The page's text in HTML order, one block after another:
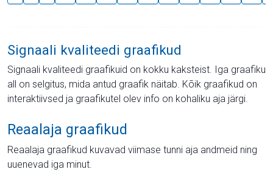
Signaali kvaliteedi graafikud
Signaali kvaliteedi graafikuid on kokku kaksteist. Iga graafiku
all on selgitus, mida antud graafik näitab. Kõik graafikud on
interaktiivsed ja graafikutel olev info on kohaliku aja järgi.
Reaalaja graafikud
Reaalaja graafikud kuvavad viimase tunni aja andmeid ning
uuenevad iga minut.